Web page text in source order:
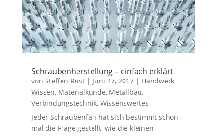
Schraubenherstellung – einfach erklärt
von Steffen Rust| Juni 27, 2017| Handwerk-
Wissen, Materialkunde, Metallbau,
Verbindungstechnik, Wissenswertes
Jeder Schraubenfan hat sich bestimmt schon
mal die Frage gestellt, wie die kleinen